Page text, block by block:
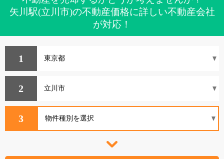
矢川駅(立川市)の不動産価格に詳しい不動産会社
が対応！
1
2
3